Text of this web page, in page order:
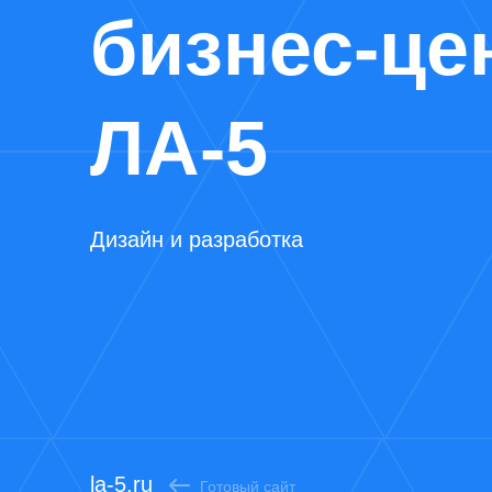
ЛА‑5
Дизайн и разработка
la-5.ru Готовый сайт